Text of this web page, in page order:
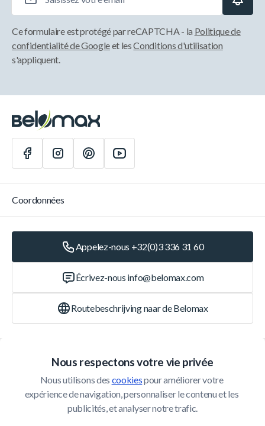
Nous respectons votre vie privée
Nous utilisons des cookies pour améliorer votre
expérience de navigation, personnaliser le contenu et les
publicités, et analyser notre trafic.
Ce formulaire est protégé par reCAPTCHA - la Politique de
confidentialité de Googleet lesConditions d'utilisation
s'appliquent.
Service Client
Coordonnées
Appelez-nous +32(0)3 336 31 60
Écrivez-nous info@belomax.com
Routebeschrijving naar de Belomax